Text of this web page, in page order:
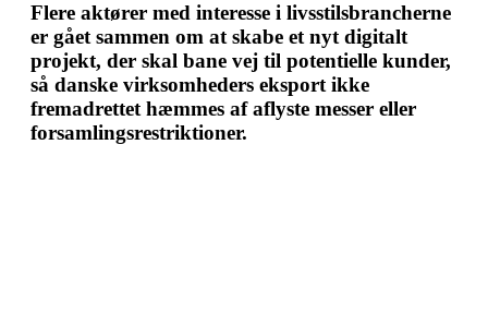
Flere aktører med interesse i livsstilsbrancherne
er gået sammen om at skabe et nyt digitalt
projekt, der skal bane vej til potentielle kunder,
så danske virksomheders eksport ikke
fremadrettet hæmmes af aflyste messer eller
forsamlingsrestriktioner.